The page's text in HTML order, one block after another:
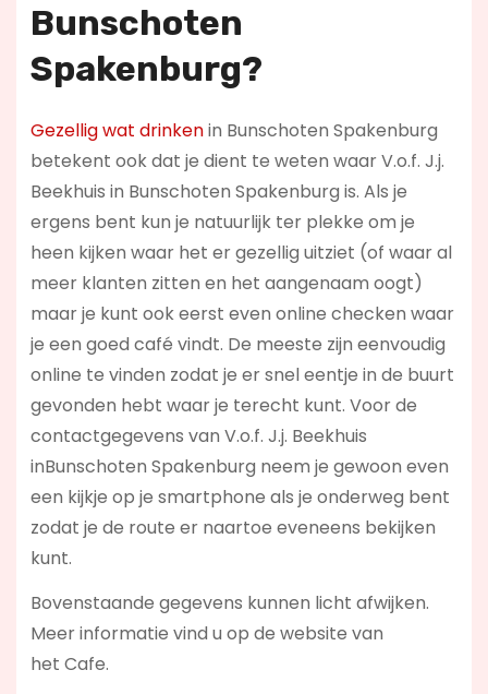
Bunschoten
Spakenburg?
Gezellig wat drinkenin Bunschoten Spakenburg
betekent ook dat je dient te weten waar V.o.f. J.j.
Beekhuis in Bunschoten Spakenburg is. Als je
ergens bent kun je natuurlijk ter plekke om je
heen kijken waar het er gezellig uitziet (of waar al
meer klanten zitten en het aangenaam oogt)
maar je kunt ook eerst even online checken waar
je een goed café vindt. De meeste zijn eenvoudig
online te vinden zodat je er snel eentje in de buurt
gevonden hebt waar je terecht kunt. Voor de
contactgegevens van V.o.f. J.j. Beekhuis
inBunschoten Spakenburg neem je gewoon even
een kijkje op je smartphone als je onderweg bent
zodat je de route er naartoe eveneens bekijken
kunt.
Bovenstaande gegevens kunnen licht afwijken.
Meer informatie vind u op de website van
het Cafe.